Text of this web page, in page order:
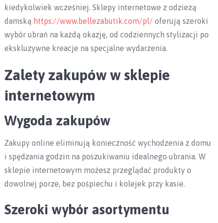
kiedykolwiek wcześniej. Sklepy internetowe z odzieżą
damską https://www.bellezabutik.com/pl/oferują szeroki
wybór ubrań na każdą okazję, od codziennych stylizacji po
ekskluzywne kreacje na specjalne wydarzenia.
Zalety zakupów w sklepie
internetowym
Wygoda zakupów
Zakupy online eliminują konieczność wychodzenia z domu
i spędzania godzin na poszukiwaniu idealnego ubrania. W
sklepie internetowym możesz przeglądać produkty o
dowolnej porze, bez pośpiechu i kolejek przy kasie.
Szeroki wybór asortymentu